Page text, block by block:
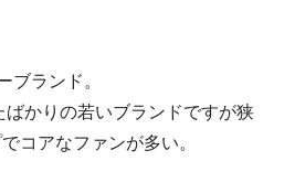
ブランド。
かりの若いブランドですが狭
コアなファンが多い。